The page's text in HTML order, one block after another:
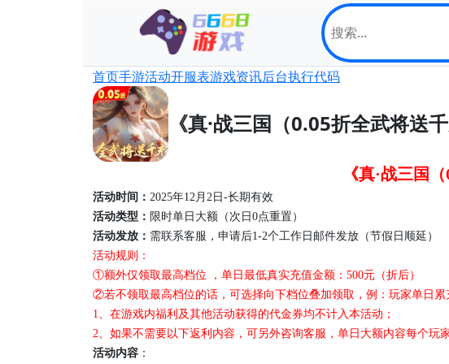
首页手游活动开服表游戏资讯后台执行代码
《真·战三国（0.05折全武将送
《真·战三国
活动时间： 2025年12月2日-长期有效
活动类型 ： 限时单日大额 （ 次日 0点重置）
活动发放： 需联系客服，申请后1-2个工作日邮件发放（节假日顺延）
活动规则：
①额外仅领取最高档位 ，单日最低真实充值金额：500元（折后）
②若不领取最高档位的话，可选择向下档位叠加领取，例：玩家单日
1
、在游戏内福利及其他活动获得的代金券均不计入 本活动；
2、如果不需要以下返利内容，可另外咨询客服， 单日大额内容每个玩
活动内容 ：